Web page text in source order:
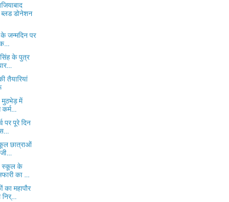
डोनेशन
जन्मदिन पर
क...
सिंह के पुत्र
तैयारियां
मुठभेड़ में
पर पूरे दिन
छात्राओं
स्कूल के
का ...
का महापौर